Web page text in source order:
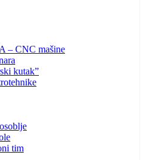
– CNC mašine
kutak”
tim